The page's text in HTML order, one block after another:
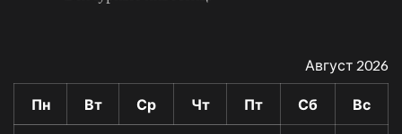
Август 2026
Пн Вт Ср Чт Пт Сб Вс